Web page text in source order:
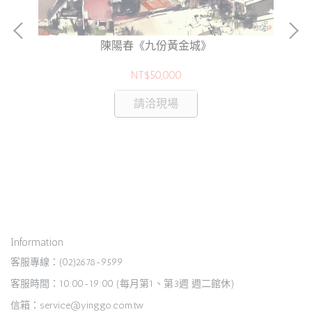
陳陽春《九份黃金城》
NT$50,000
請洽現場
Information
客服專線：(02)2678-9599
客服時間：10:00-19:00 (每月第1、第3週 週二館休)
信箱：service@yinggo.com.tw